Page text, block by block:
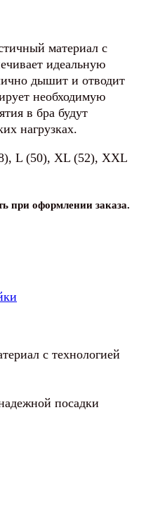
материал с
идеальную
дышит и отводит
необходимую
в бра будут
нагрузках.
L (50), XL (52), XXL
при оформлении заказа.
с технологией
посадки